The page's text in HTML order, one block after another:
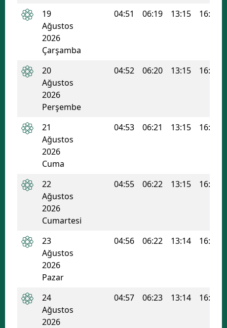
Nevşehir
Rize
Sivas
Trabzon
19
Ağustos
2026
Çarşamba
04:51 06:19 13:15 16:59
20
Ağustos
2026
Perşembe
04:52 06:20 13:15 16:58
21
Ağustos
2026
Cuma
04:53 06:21 13:15 16:58
22
Ağustos
2026
Cumartesi
04:55 06:22 13:15 16:57
23
Ağustos
2026
Pazar
04:56 06:22 13:14 16:57
24
Ağustos
2026
04:57 06:23 13:14 16:56